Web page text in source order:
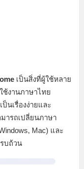
เป็นสิ่งที่ผู้ใช้หลาย
ช้งานภาษาไทย
นเรื่องง่ายและ
ารถเปลี่ยนภาษา
Mac) และ
บถ้วน